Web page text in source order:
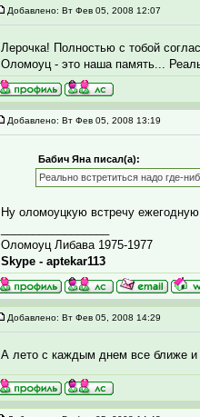
Добавлено: Вт Фев 05, 2008 12:07
Лерочка! Полностью с тобой
Оломоуц - это наша память...
Добавлено: Вт Фев 05, 2008 13:19
Бабич Яна писал(а):
Реально встретиться надо где-
Ну оломоуцкую встречу
Оломоуц Либава 1975-1977
Skype - aptekar113
Добавлено: Вт Фев 05, 2008 14:29
А лето с каждым днем все ближе